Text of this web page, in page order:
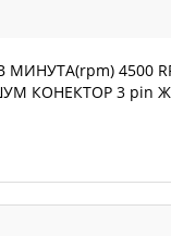
4500
КОНЕКТОР 3 pin